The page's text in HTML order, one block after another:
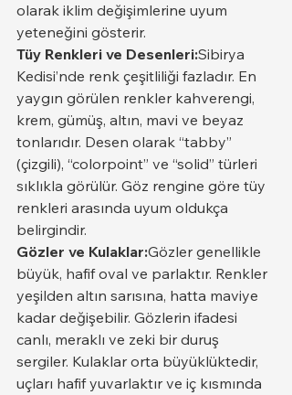
olarak iklim değişimlerine uyum
yeteneğini gösterir.
Tüy Renkleri ve Desenleri:Sibirya
Kedisi’nde renk çeşitliliği fazladır. En
yaygın görülen renkler kahverengi,
krem, gümüş, altın, mavi ve beyaz
tonlarıdır. Desen olarak “tabby”
(çizgili), “colorpoint” ve “solid” türleri
sıklıkla görülür. Göz rengine göre tüy
renkleri arasında uyum oldukça
belirgindir.
Gözler ve Kulaklar:Gözler genellikle
büyük, hafif oval ve parlaktır. Renkler
yeşilden altın sarısına, hatta maviye
kadar değişebilir. Gözlerin ifadesi
canlı, meraklı ve zeki bir duruş
sergiler. Kulaklar orta büyüklüktedir,
uçları hafif yuvarlaktır ve iç kısmında